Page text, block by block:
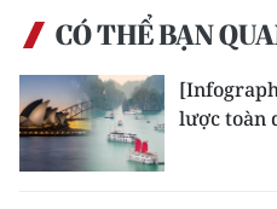
CÓ THỂ BẠN
lược toàn